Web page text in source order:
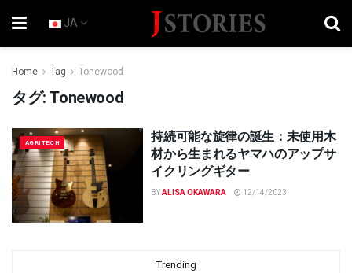
JA
Home Tag Tonewood
タグ:Tonewood
AGRITECH
持続可能な旋律の誕生：未使用木
材から生まれるヤマハのアップサ
イクリングギター
BYALISA OKAWARA 12/14/2023
Trending